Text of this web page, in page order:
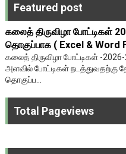
Featured post
கலைத் திருவிழா போட்டிகள்
தொகுப்பாக ( Excel & Word
கலைத் திருவிழா போட்டிகள் -
அளவில் போட்டிகள் நடத்துவதற்கு
தொகுப்ப...
Total Pageviews